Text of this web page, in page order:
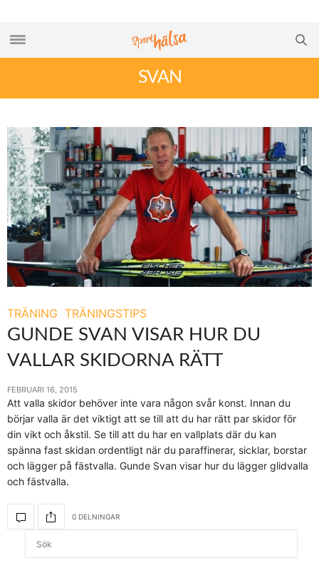
SVAN
TRÄNING TRÄNINGSTIPS
GUNDE SVAN VISAR HUR DU
VALLAR SKIDORNA RÄTT
FEBRUARI 16, 2015
Att valla skidor behöver inte vara någon svår konst. Innan du
börjar valla är det viktigt att se till att du har rätt par skidor för
din vikt och åkstil. Se till att du har en vallplats där du kan
spänna fast skidan ordentligt när du paraffinerar, sicklar, borstar
och lägger på fästvalla. Gunde Svan visar hur du lägger glidvalla
och fästvalla.
0 DELNINGAR